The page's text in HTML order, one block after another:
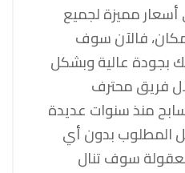
أسعار مميزة لجميع
فالآن سوف
بجودة عالية وبشكل
فريق محترف
منذ سنوات عديدة
المطلوب بدون أي
سوف تنال